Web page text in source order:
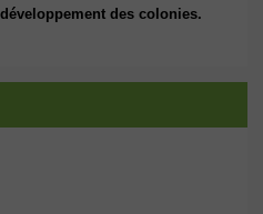
des colonies.